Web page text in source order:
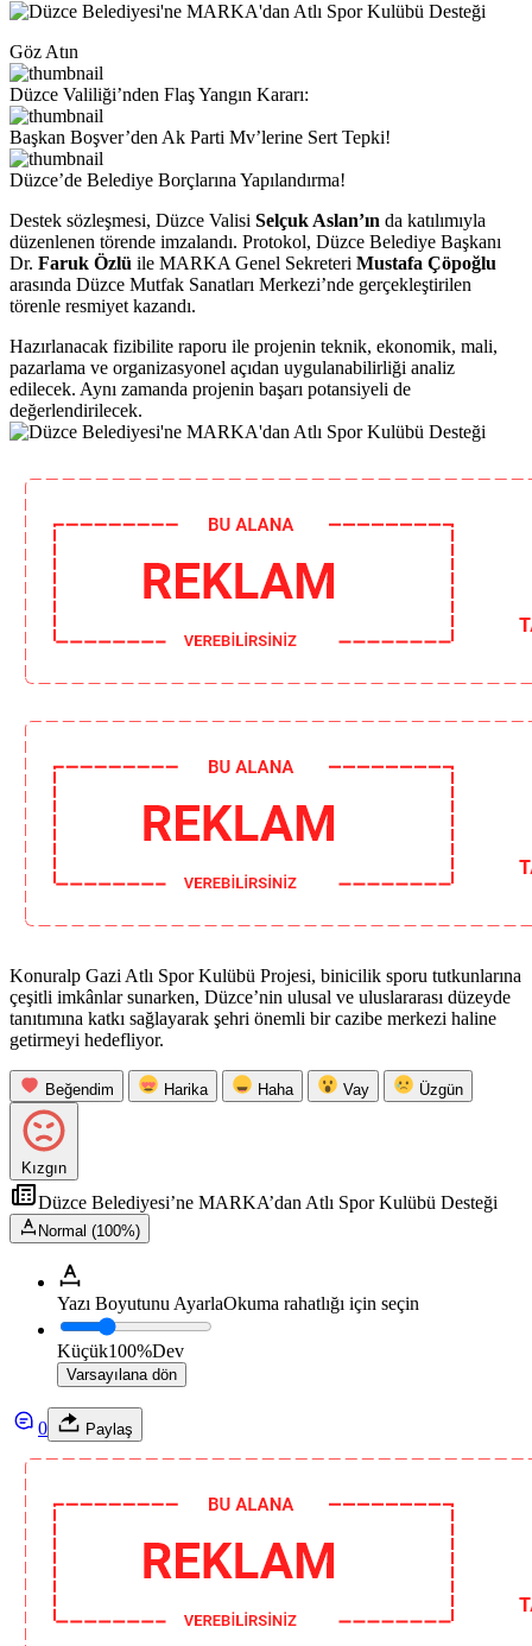
Göz Atın
Düzce Valiliği’nden Flaş Yangın Kararı:
Başkan Boşver’den Ak Parti Mv’lerine Sert Tepki!
Düzce’de Belediye Borçlarına Yapılandırma!
Destek sözleşmesi, Düzce Valisi Selçuk Aslan’ın da katılımıyla
düzenlenen törende imzalandı. Protokol, Düzce Belediye Başkanı
Dr. Faruk Özlü ile MARKA Genel Sekreteri Mustafa Çöpoğlu
arasında Düzce Mutfak Sanatları Merkezi’nde gerçekleştirilen
törenle resmiyet kazandı.
Hazırlanacak fizibilite raporu ile projenin teknik, ekonomik, mali,
pazarlama ve organizasyonel açıdan uygulanabilirliği analiz
edilecek. Aynı zamanda projenin başarı potansiyeli de
değerlendirilecek.
Konuralp Gazi Atlı Spor Kulübü Projesi, binicilik sporu tutkunlarına
çeşitli imkânlar sunarken, Düzce’nin ulusal ve uluslararası düzeyde
tanıtımına katkı sağlayarak şehri önemli bir cazibe merkezi haline
getirmeyi hedefliyor.
Beğendim Harika Haha Vay Üzgün
Kızgın
Düzce Belediyesi’ne MARKA’dan Atlı Spor Kulübü Desteği
Normal (100%)
Yazı Boyutunu AyarlaOkuma rahatlığı için seçin
Küçük100%Dev
Varsayılana dön
0 Paylaş